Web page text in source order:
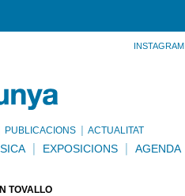
INSTAGRAM
PUBLICACIONS ACTUALITAT
EXPOSICIONS AGENDA
TOVALLÓ